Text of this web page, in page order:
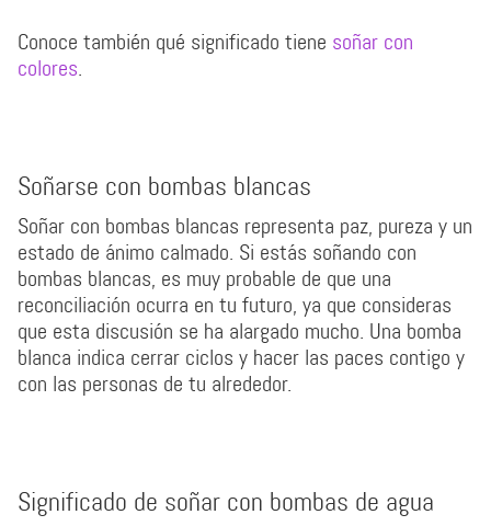
Conoce también qué significado tiene soñar con
colores.
Soñarse con bombas blancas
Soñar con bombas blancas representa paz, pureza y un
estado de ánimo calmado. Si estás soñando con
bombas blancas, es muy probable de que una
reconciliación ocurra en tu futuro, ya que consideras
que esta discusión se ha alargado mucho. Una bomba
blanca indica cerrar ciclos y hacer las paces contigo y
con las personas de tu alrededor.
Significado de soñar con bombas de agua